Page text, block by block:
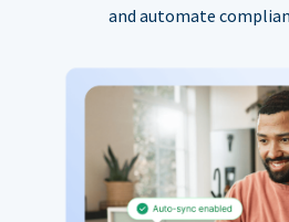
and automate